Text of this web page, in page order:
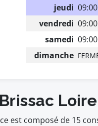
jeudi
vendredi
samedi
dimanche
est composé de 15